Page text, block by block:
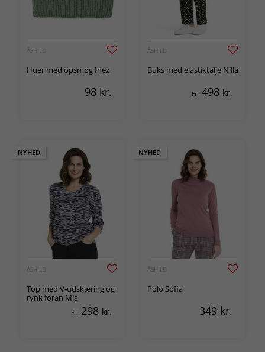
ÅSHILD
Huer med opsmøg Inez
98 kr.
ÅSHILD
Buks med elastiktalje Nilla
Fr. 498 kr.
NYHED
ÅSHILD
Top med V-udskæring og
rynk foran Mia
Fr. 298 kr.
NYHED
ÅSHILD
Polo Sofia
349 kr.